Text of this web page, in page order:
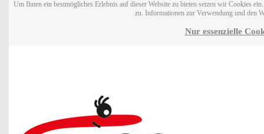
Um Ihnen ein bestmögliches Erlebnis auf dieser Website zu bieten setzen wir Cookies
zu. Informationen zur Verwendung und den
Nur essenzielle